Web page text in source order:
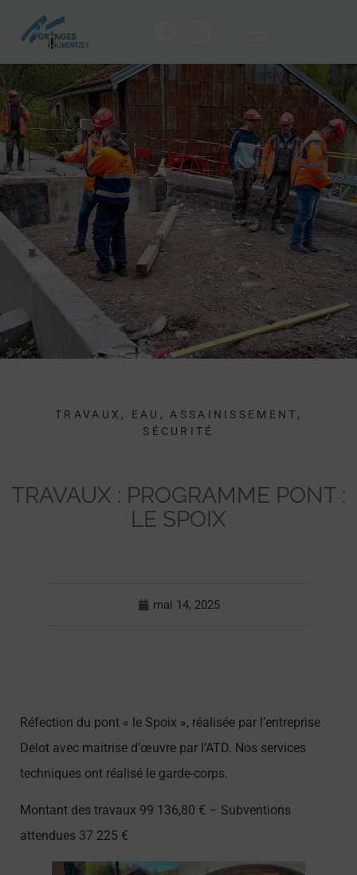
TRAVAUX, EAU, ASSAINISSEMENT,
SÉCURITÉ
TRAVAUX : PROGRAMME PONT :
LE SPOIX
mai 14, 2025
Réfection du pont « le Spoix », réalisée par l’entreprise
Delot avec maitrise d’œuvre par l’ATD. Nos services
techniques ont réalisé le garde-corps.
Montant des travaux 99 136,80 € – Subventions
attendues 37 225 €